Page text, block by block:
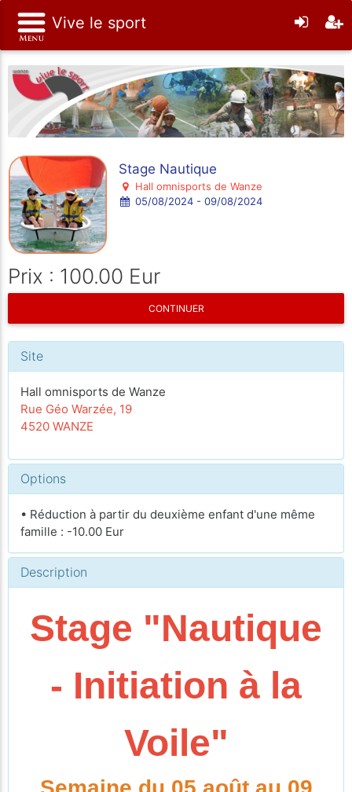
Vive le sport
Stage Nautique
Hall omnisports de Wanze
05/08/2024 - 09/08/2024
Prix : 100.00 Eur
CONTINUER
Site
Hall omnisports de Wanze
Rue Géo Warzée, 19
4520 WANZE
Options
• Réduction à partir du deuxième enfant d'une même
famille : -10.00 Eur
Description
Stage "Nautique
- Initiation à la
Voile"